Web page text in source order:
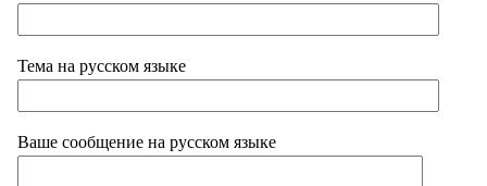
Тема на русском языке
Ваше сообщение на русском языке